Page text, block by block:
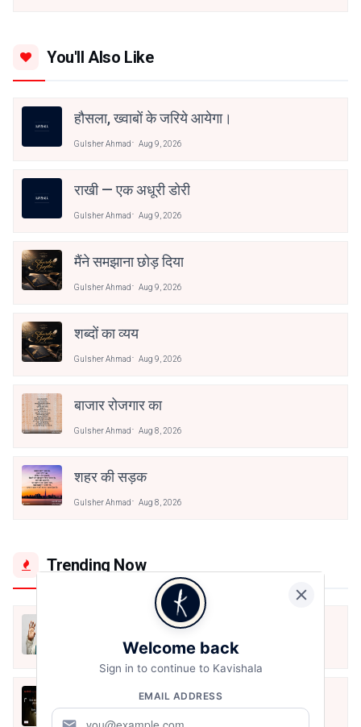
You'll Also Like
हौसला, ख्वाबों के जरिये आयेगा।
Gulsher Ahmad Aug 9, 2026
राखी — एक अधूरी डोरी
Gulsher Ahmad Aug 9, 2026
मैंने समझाना छोड़ दिया
Gulsher Ahmad Aug 9, 2026
शब्दों का व्यय
Gulsher Ahmad Aug 9, 2026
बाजार रोजगार का
Gulsher Ahmad Aug 8, 2026
शहर की सड़क
Gulsher Ahmad Aug 8, 2026
Trending Now
Jun 16, 2020
अंतिम ऊँचाई - कुँवर नारायण | Stay Home
Stay Safe | TVF's Aspirants
May 8, 2021
Welcome back
Sign in to continue to Kavishala
EMAIL ADDRESS